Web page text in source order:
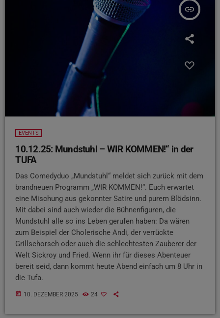
insert_link
EVENTS
10.12.25: Mundstuhl – WIR KOMMEN!“ in der
TUFA
Das Comedyduo „Mundstuhl“ meldet sich zurück mit dem
brandneuen Programm „WIR KOMMEN!“. Euch erwartet
eine Mischung aus gekonnter Satire und purem Blödsinn.
Mit dabei sind auch wieder die Bühnenfiguren, die
Mundstuhl alle so ins Leben gerufen haben: Da wären
zum Beispiel der Cholerische Andi, der verrückte
Grillschorsch oder auch die schlechtesten Zauberer der
Welt Sickroy und Fried. Wenn ihr für dieses Abenteuer
bereit seid, dann kommt heute Abend einfach um 8 Uhr in
die Tufa.
today 10. DEZEMBER 2025 24